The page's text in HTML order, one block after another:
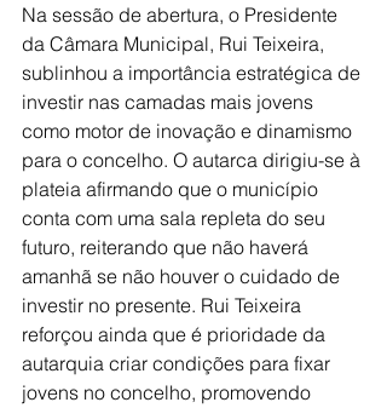
Na sessão de abertura, o Presidente
da Câmara Municipal, Rui Teixeira,
sublinhou a importância estratégica de
investir nas camadas mais jovens
como motor de inovação e dinamismo
para o concelho. O autarca dirigiu-se à
plateia afirmando que o município
conta com uma sala repleta do seu
futuro, reiterando que não haverá
amanhã se não houver o cuidado de
investir no presente. Rui Teixeira
reforçou ainda que é prioridade da
autarquia criar condições para fixar
jovens no concelho, promovendo